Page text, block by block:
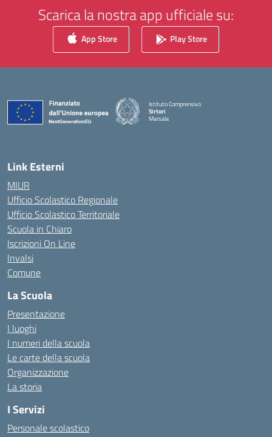
Scarica la nostra app ufficiale su:
App Store Play Store
Istituto Comprensivo
Sirtori
Marsala
Link Esterni
MIUR
Ufficio Scolastico Regionale
Ufficio Scolastico Territoriale
Scuola in Chiaro
Iscrizioni On Line
Invalsi
Comune
La Scuola
Presentazione
I luoghi
I numeri della scuola
Le carte della scuola
Organizzazione
La storia
I Servizi
Personale scolastico